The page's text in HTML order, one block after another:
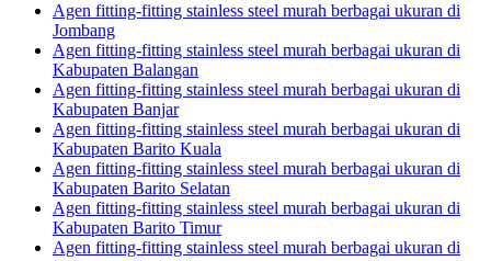
Agen fitting-fitting stainless steel murah berbagai ukuran di
Jombang
Agen fitting-fitting stainless steel murah berbagai ukuran di
Kabupaten Balangan
Agen fitting-fitting stainless steel murah berbagai ukuran di
Kabupaten Banjar
Agen fitting-fitting stainless steel murah berbagai ukuran di
Kabupaten Barito Kuala
Agen fitting-fitting stainless steel murah berbagai ukuran di
Kabupaten Barito Selatan
Agen fitting-fitting stainless steel murah berbagai ukuran di
Kabupaten Barito Timur
Agen fitting-fitting stainless steel murah berbagai ukuran di